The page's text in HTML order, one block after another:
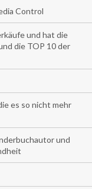
Control
und hat die
die TOP 10 der
es so nicht mehr
und